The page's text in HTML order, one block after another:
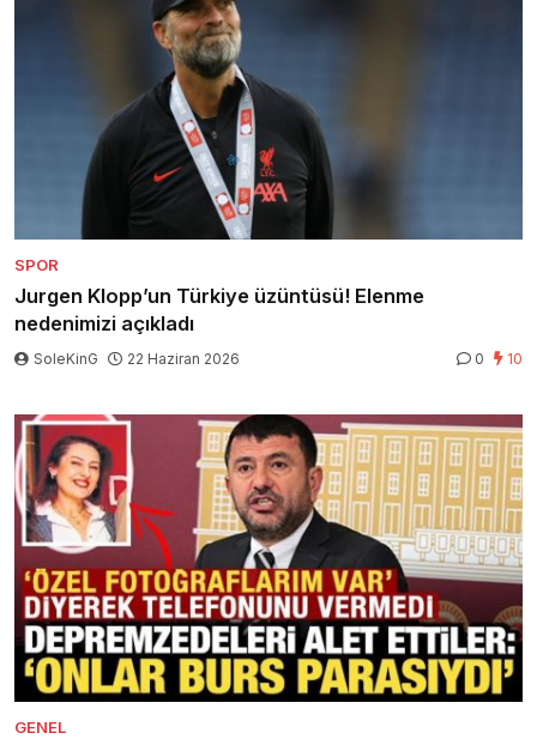
SPOR
Jurgen Klopp’un Türkiye üzüntüsü! Elenme
nedenimizi açıkladı
SoleKinG 22 Haziran 2026 0 10
GENEL